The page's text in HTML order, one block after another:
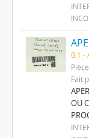
0.1 -
Pièce
Fait
OU